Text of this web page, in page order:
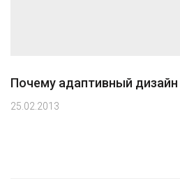
Почему адаптивный
25.02.2013